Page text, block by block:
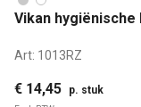
Vikan
Art: 1013RZ
€ 14,45 p. stuk